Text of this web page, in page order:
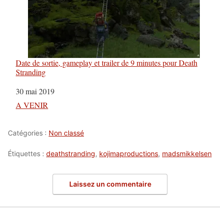
Date de sortie, gameplay et trailer de 9 minutes pour Death
Stranding
Date
30 mai 2019
Par rapport à
A VENIR
Catégories : Non classé
Étiquettes : deathstranding, kojimaproductions, madsmikkelsen
Laissez un commentaire